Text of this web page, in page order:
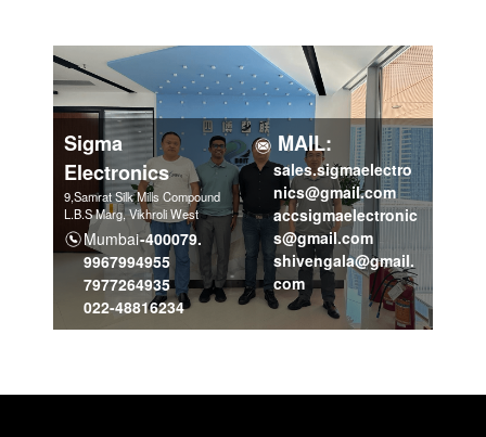
Sigma
Electronics
9,Samrat Silk Mills Compound
L.B.S Marg, Vikhroli West
Mumbai-400079.
9967994955
7977264935
022-48816234
MAIL:
sales.sigmaelectro
nics@gmail.com
accsigmaelectronic
s@gmail.com
shivengala@gmail.
com